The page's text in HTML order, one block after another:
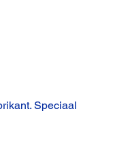
Speciaal